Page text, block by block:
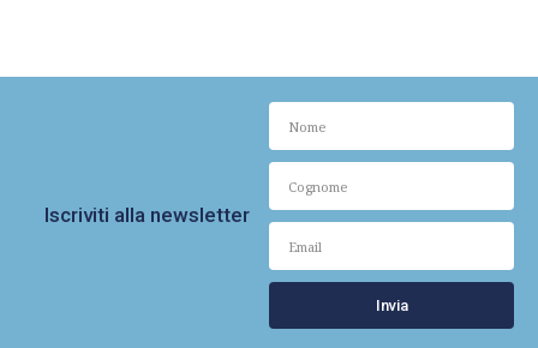
Iscriviti alla newsletter
Invia